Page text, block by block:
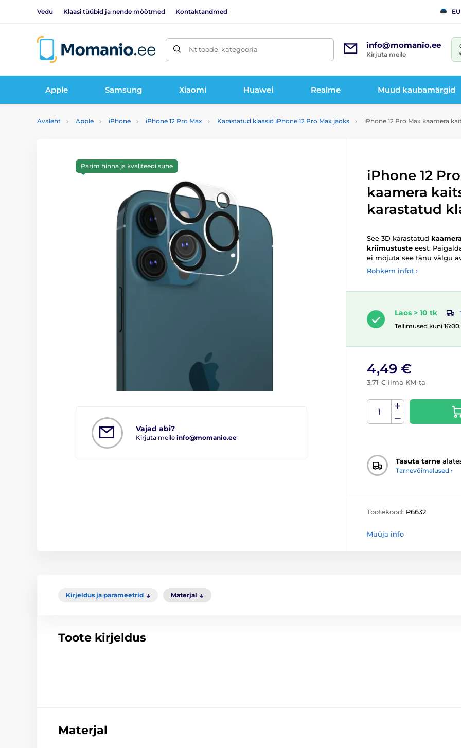
Vedu Klaasi tüübid ja nende mõõtmed Kontaktandmed
Nt toode, kategooria info@momanio.ee
Kirjuta meile
Apple Samsung Xiaomi Huawei Realme Muud kaubamärgid
Avaleht Apple iPhone iPhone 12 Pro Max Karastatud klaasid iPhone 12 Pro Max jaoks iPhone 12 Pro Max kaamera
Vajad abi?
Kirjuta meile info@momanio.ee
Parim hinna ja kvaliteedi suhe
iPhone 12
kaamera
karastatud
See 3D karastatud
kriimustuste eest.
ei mõjuta see tänu välgu
Rohkem infot ›
Laos > 10 tk
Tellimused kuni
4,49 €
3,71 € ilma KM-ta
Tasuta tarne
Tarnevõimalused ›
Tootekood: P6632
Müüja info
Kirjeldus ja parameetrid Materjal
Toote kirjeldus
Materjal